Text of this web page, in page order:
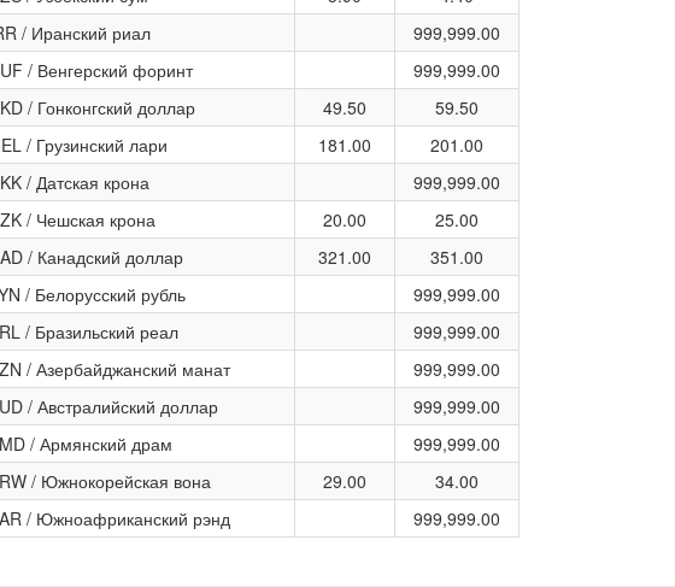
/ Иранский риал
999,999.00
/ Венгерский форинт
999,999.00
/ Гонконгский доллар
49.50
59.50
/ Грузинский лари
181.00
201.00
/ Датская крона
999,999.00
/ Чешская крона
20.00
25.00
/ Канадский доллар
321.00
351.00
/ Белорусский рубль
999,999.00
/ Бразильский реал
999,999.00
/ Азербайджанский манат
999,999.00
/ Австралийский доллар
999,999.00
/ Армянский драм
999,999.00
/ Южнокорейская вона
29.00
34.00
/ Южноафриканский рэнд
999,999.00